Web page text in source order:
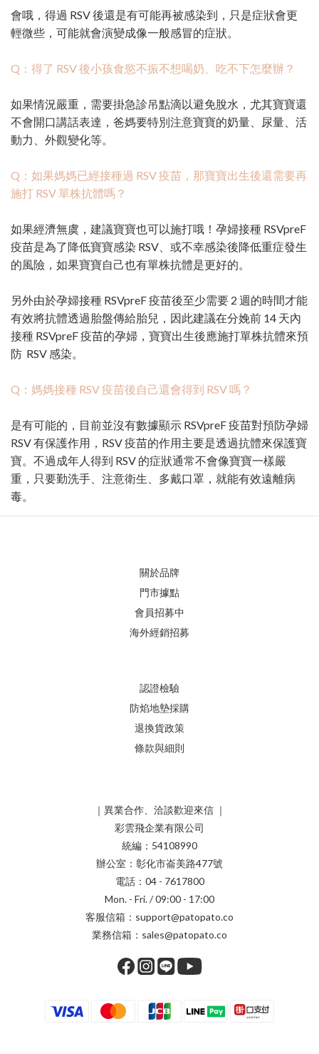
會哦，得過 RSV 後還是有可能再被感染到，只是症狀會更
輕微些，可能就會演變成像一般感冒的症狀。
Q：得了 RSV 後小孩食慾不振不想喝奶、吃不下怎麼辦？
如果情況嚴重，需要掛急診吊點滴以避免脫水，尤其寶寶還
不會開口講話表達，爸媽要特別注意寶寶的奶量、尿量、活
動力、外觀變化等。
Q：如果媽媽已經接種過 RSV 疫苗，那寶寶出生後還需要再
施打 RSV 單株抗體嗎？
如果經濟無虞，建議寶寶也可以施打哦！孕婦接種 RSVpreF
疫苗是為了降低寶寶感染 RSV、或不幸感染後降低重症發生
的風險，如果寶寶自己也有單株抗體是更好的。
另外由於孕婦接種 RSVpreF 疫苗後至少需要 2 週的時間才能
有效將抗體透過胎盤傳給胎兒，因此建議在分娩前 14 天內
接種 RSVpreF 疫苗的孕婦，寶寶出生後應施打單株抗體來預
防 RSV 感染。
Q：媽媽接種 RSV 疫苗後自己還會得到 RSV 嗎？
是有可能的，目前並沒有數據顯示 RSVpreF 疫苗對預防孕婦
RSV 有保護作用，RSV 疫苗的作用主要是透過抗體來保護寶
寶。不過成年人得到 RSV 的症狀通常不會像寶寶一樣嚴
重，只要勤洗手、注意衛生、多戴口罩，就能有效遠離病
毒。
關於品牌
門市據點
會員招募中
海外經銷招募
認證檢驗
防焰地墊採購
退換貨政策
條款與細則
｜異業合作、洽談歡迎來信 ｜
彩雲飛企業有限公司
統編：54108990
辦公室：彰化市崙美路477號
電話：04 - 7617800
Mon. - Fri. / 09:00 - 17:00
客服信箱：support@patopato.co
業務信箱：sales@patopato.co